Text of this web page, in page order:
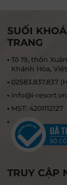
SUỐI
TRANG
Tổ 19, thôn
Khánh Hòa,
02583.837.837
info@i-resort.vn
MST: 4201112127
TRUY CẬP